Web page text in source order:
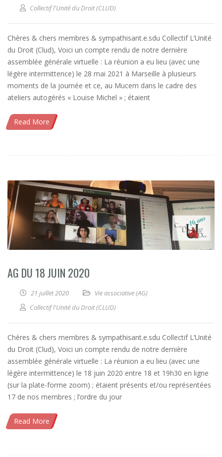
Collectif l'Unité du Droit (CLUD)
Chères & chers membres & sympathisant.e.sdu Collectif L’Unité
du Droit (Clud), Voici un compte rendu de notre dernière
assemblée générale virtuelle : La réunion a eu lieu (avec une
légère intermittence) le 28 mai 2021 à Marseille à plusieurs
moments de la journée et ce, au Mucem dans le cadre des
ateliers autogérés « Louise Michel » ; étaient
Read More
AG DU 18 JUIN 2020
21 juillet 2020
Vie associative (AG)
Collectif l'Unité du Droit (CLUD)
Chères & chers membres & sympathisant.e.sdu Collectif L’Unité
du Droit (Clud), Voici un compte rendu de notre dernière
assemblée générale virtuelle : La réunion a eu lieu (avec une
légère intermittence) le 18 juin 2020 entre 18 et 19h30 en ligne
(sur la plate-forme zoom) ; étaient présents et/ou représentées
17 de nos membres ; l’ordre du jour
Read More